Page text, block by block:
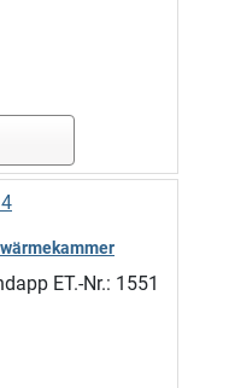
ET.-Nr.: 1551